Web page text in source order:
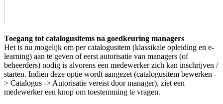
Toegang tot catalogusitems na goedkeuring managers
Het is nu mogelijk om per catalogusitem (klassikale opleiding en e-
learning) aan te geven of eerst autorisatie van managers (of
beheerders) nodig is alvorens een medewerker zich kan inschrijven /
starten. Indien deze optie wordt aangezet (catalogusitem bewerken -
> Catalogus -> Autorisatie vereist door manager), ziet een
medewerker een knop om toestemming te vragen.